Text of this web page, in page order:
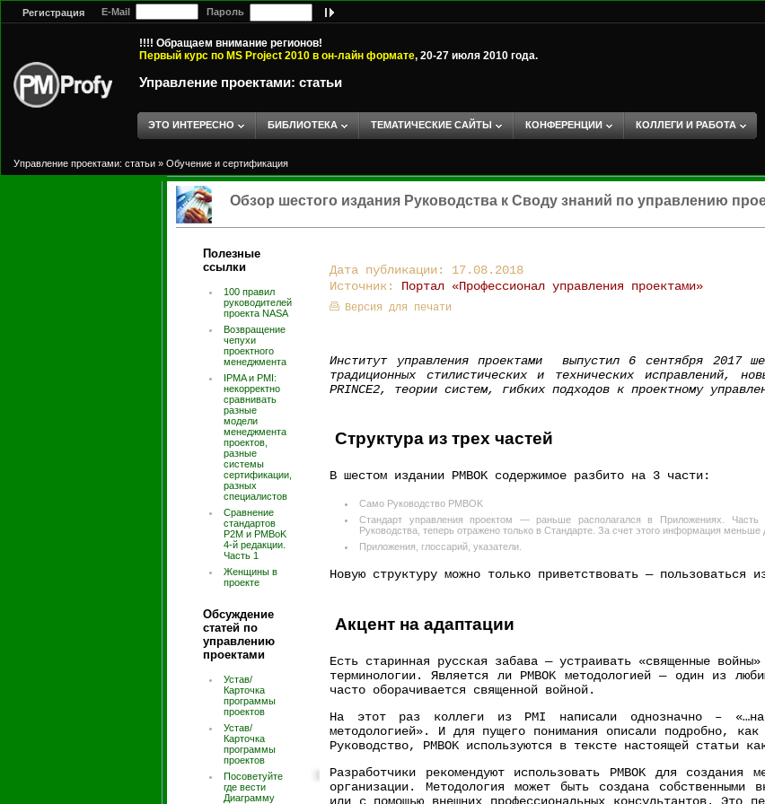
Регистрация E-Mail Пароль
!!!! Обращаем внимание регионов!
Первый курс по MS Project 2010 в он-лайн формате, 20-27 июля 2010 года.
Управление проектами: статьи
ЭТО ИНТЕРЕСНО БИБЛИОТЕКА ТЕМАТИЧЕСКИЕ САЙТЫ КОНФЕРЕНЦИИ КОЛЛЕГИ И РАБОТА
Управление проектами: статьи » Обучение и сертификация
Обзор шестого издания Руководства к Своду знаний по управлению
Полезные
ссылки
100 правил
руководителей
проекта NASA
Возвращение
чепухи
проектного
менеджмента
IPMA и PMI:
некорректно
сравнивать
разные
модели
менеджмента
проектов,
разные
системы
сертификации,
разных
специалистов
Сравнение
стандартов
P2M и PMBoK
4-й редакции.
Часть 1
Женщины в
проекте
Обсуждение
статей по
управлению
проектами
Устав/
Карточка
программы
проектов
Устав/
Карточка
программы
проектов
Посоветуйте
где вести
Диаграмму
Дата публикации: 17.08.2018
Источник: Портал «Профессионал управления проектами»
Версия для печати
Институт управления проектами выпустил 6 сентября 2017
традиционных стилистических и технических исправлений,
PRINCE2, теории систем, гибких подходов к проектному
Структура из трех частей
В шестом издании PMBOK содержимое разбито на 3 части:
Само Руководство PMBOK
Стандарт управления проектом — раньше располагался в Приложениях.
Руководства, теперь отражено только в Стандарте. За счет этого информация меньше
Приложения, глоссарий, указатели.
Новую структуру можно только приветствовать — пользоваться
Акцент на адаптации
Есть старинная русская забава — устраивать «священные
терминологии. Является ли PMBOK методологией — один из
часто оборачивается священной войной.
На этот раз коллеги из PMI написали однозначно –
методологией». И для пущего понимания описали подробно, как
Руководство, PMBOK используются в тексте настоящей статьи
Разработчики рекомендуют использовать PMBOK для создания
организации. Методология может быть создана собственными
или с помощью внешних профессиональных консультантов. Это